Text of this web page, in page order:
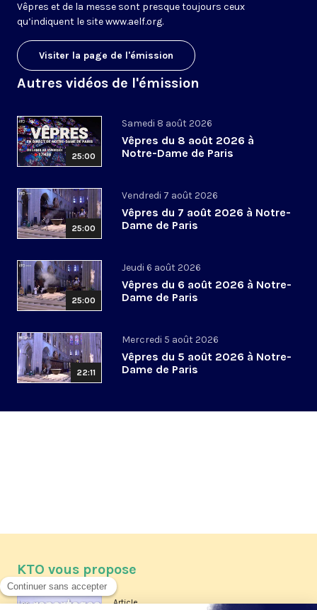
Vêpres et de la messe sont presque toujours ceux
qu’indiquent le sitewww.aelf.org.
Visiter la page de l'émission
Autres vidéos de l'émission
25:00
Samedi 8 août 2026
Vêpres du 8 août 2026 à
Notre-Dame de Paris
25:00
Vendredi 7 août 2026
Vêpres du 7 août 2026 à Notre-
Dame de Paris
25:00
Jeudi 6 août 2026
Vêpres du 6 août 2026 à Notre-
Dame de Paris
22:11
Mercredi 5 août 2026
Vêpres du 5 août 2026 à Notre-
Dame de Paris
KTO vous propose
Article